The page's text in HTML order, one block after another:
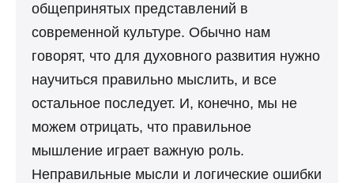
общепринятых представлений в
современной культуре. Обычно нам
говорят, что для духовного развития нужно
научиться правильно мыслить, и все
остальное последует. И, конечно, мы не
можем отрицать, что правильное
мышление играет важную роль.
Неправильные мысли и логические ошибки